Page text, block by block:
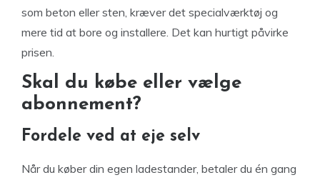
som beton eller sten, kræver det specialværktøj og
mere tid at bore og installere. Det kan hurtigt påvirke
prisen.
Skal du købe eller vælge
abonnement?
Fordele ved at eje selv
Når du køber din egen ladestander, betaler du én gang